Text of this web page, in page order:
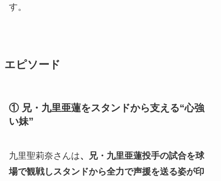
す。
エピソード
① 兄・九里亜蓮をスタンドから支える“心強
い妹”
九里聖莉奈さんは、兄・九里亜蓮投手の試合を球
場で観戦しスタンドから全力で声援を送る姿が印